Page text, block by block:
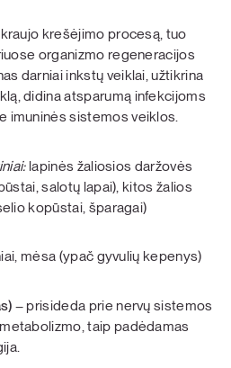
krešėjimo procesą, tuo
organizmo regeneracijos
darniai inkstų veiklai, užtikrina
didina atsparumą infekcijoms
imuninės sistemos veiklos.
lapinės žaliosios daržovės
salotų lapai), kitos žalios
kopūstai, šparagai)
mėsa (ypač gyvulių kepenys)
– prisideda prie nervų sistemos
taip padėdamas